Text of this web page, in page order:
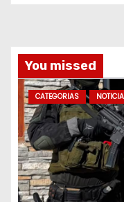
You missed
CATEGORIAS